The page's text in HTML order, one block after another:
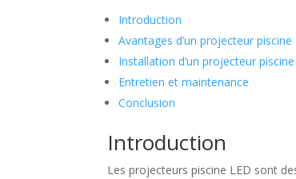
Introduction
Avantages d’un projecteur piscine
Installation d’un projecteur
Entretien et maintenance
Conclusion
Introduction
Les projecteurs piscine LED sont